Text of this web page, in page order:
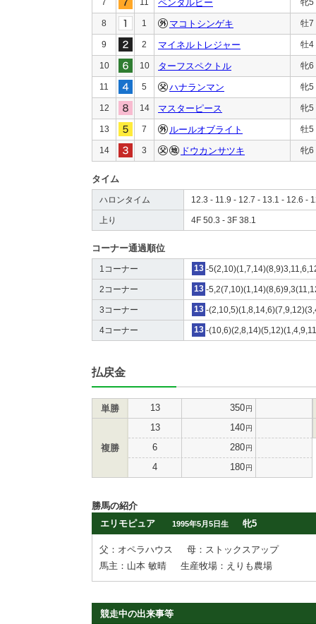
7 11 ペンタルビー 牝5
8 1 マコトシンゲキ 牡7
9 2 マイネルトレジャー 牡4
10 10 ターフスペクトル 牝6
11 5 ハナランマン 牝5
12 14 マスターピース 牝5
13 7 ルールオブライト 牡5
14 3 ドウカンサツキ 牝6
タイム
ハロンタイム 12.3 - 11.9 - 12.7 - 13.1 - 12.6 -
上り 4F 50.3 - 3F 38.1
コーナー通過順位
1コーナー 13 -
2コーナー 13 -
3コーナー 13 -
4コーナー 13 -
払戻金
単勝 13 350円
複勝
13 140円
6 280円
4 180円
勝馬の紹介
エリモピュア
1995年5月5日生 牝5
父：オペラハウス
母：ストックスアップ
馬主：山本 敏晴
生産牧場：えりも農場
競走中の出来事等